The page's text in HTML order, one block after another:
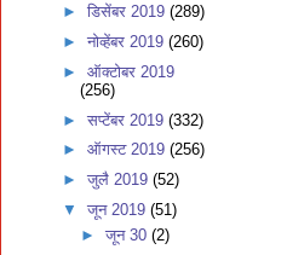
► डिसेंबर 2019 (289)
► नोव्हेंबर 2019 (260)
► ऑक्टोबर 2019
(256)
► सप्टेंबर 2019 (332)
► ऑगस्ट 2019 (256)
► जुलै 2019 (52)
▼ जून 2019 (51)
►जून 30(2)